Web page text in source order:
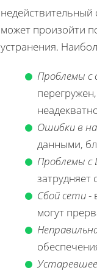
недействительный
может произойти
устранения.
Проблемы с
Ошибки в
данными,
Проблемы с
Сбой сети-
могут